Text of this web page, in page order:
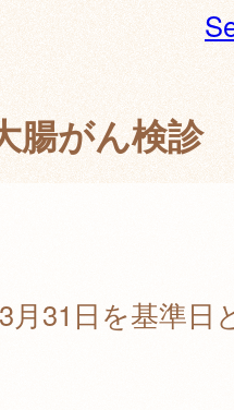
腸がん検診
月31日を基準日